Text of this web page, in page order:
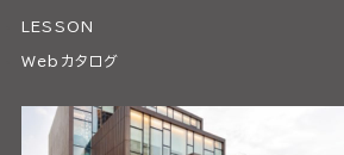
LESSON
Webカタログ